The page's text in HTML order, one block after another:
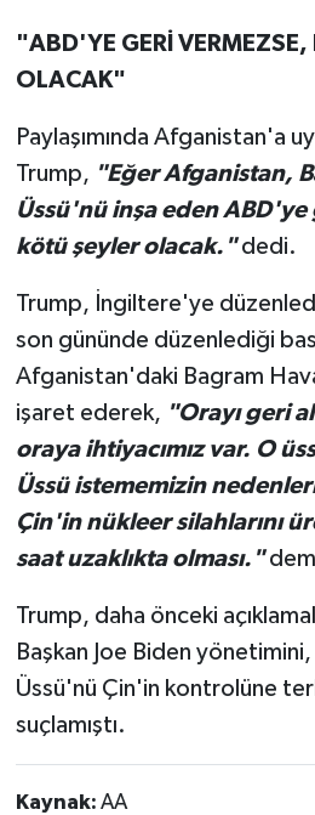
"ABD'YE GERİ VERMEZSE,
OLACAK"
Paylaşımında Afganistan'a
Trump, "Eğer Afganistan,
Üssü'nü inşa eden
kötü şeyler olacak."dedi.
Trump, İngiltere'ye
son gününde düzenlediği
Afganistan'daki Bagram
işaret ederek, "Orayı geri
oraya ihtiyacımız var. O
Üssü istememizin
Çin'in nükleer silahlarını
saat uzaklıkta olması."
Trump, daha önceki
Başkan Joe Biden
Üssü'nü Çin'in kontrolüne
suçlamıştı.
Kaynak: AA